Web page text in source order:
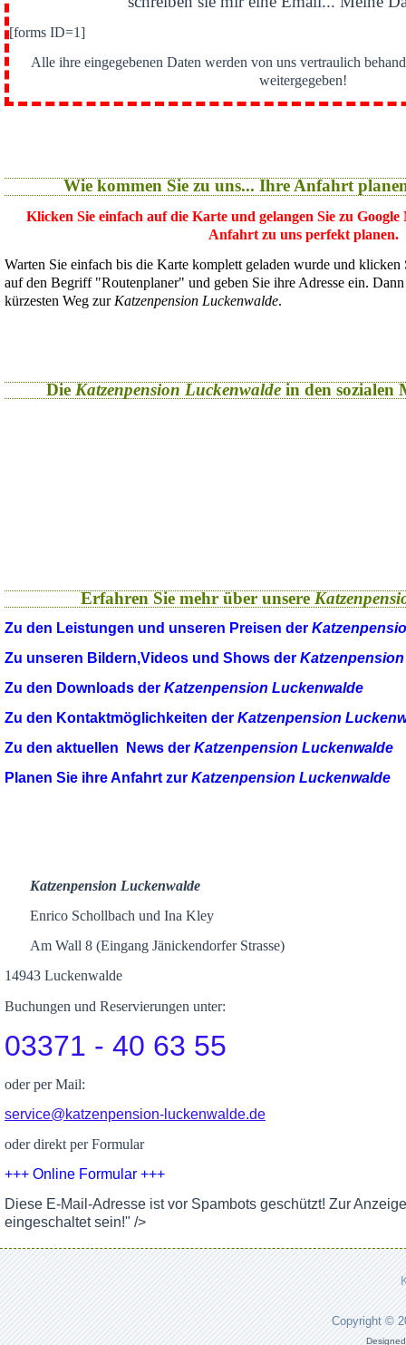
[forms ID=1]
Alle ihre eingegebenen Daten werden von uns vertraulich
weitergegeben!
Wie kommen Sie zu uns... Ihre Anfahrt
Klicken Sie einfach auf die Karte und gelangen Sie zu
Anfahrt zu uns perfekt planen.
Warten Sie einfach bis die Karte komplett geladen wurde und
auf den Begriff "Routenplaner" und geben Sie ihre Adresse ein.
kürzesten Weg zur Katzenpension Luckenwalde.
Die Katzenpension Luckenwaldein den sozialen
Erfahren Sie mehr über unsere
Zu den Leistungen und unseren Preisen der
Zu unseren Bildern,Videos und Shows der
Zu den Downloads der Katzenpension Luckenwalde
Zu den Kontaktmöglichkeiten der Katzenpension
Zu den aktuellen News der Katzenpension Luckenwalde
Planen Sie ihre Anfahrt zur Katzenpension Luckenwalde
Katzenpension Luckenwalde
Enrico Schollbach und Ina Kley
Am Wall 8 (Eingang Jänickendorfer Strasse)
14943 Luckenwalde
Buchungen und Reservierungen unter:
03371 - 40 63 55
oder per Mail:
service@katzenpension-luckenwalde.de
oder direkt per Formular
+++ Online Formular +++
Diese E-Mail-Adresse ist vor Spambots geschützt! Zur
eingeschaltet sein!" />
Copyright ©